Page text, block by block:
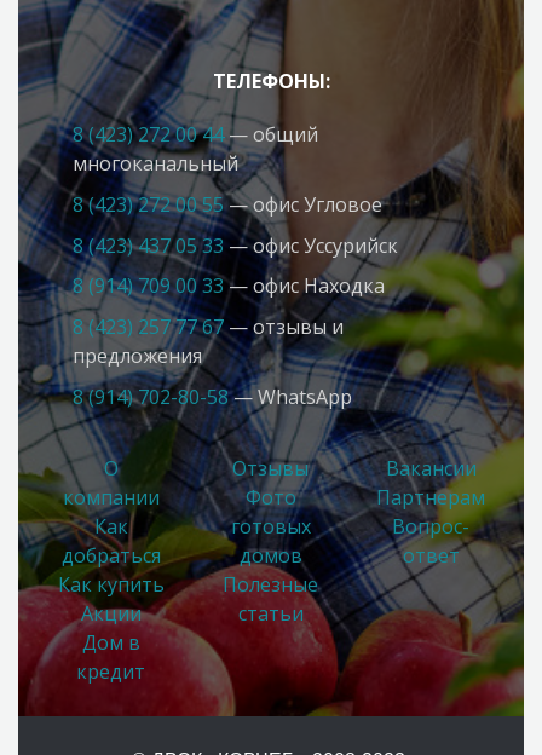
ТЕЛЕФОНЫ:
8 (423) 272 00 44— общий
многоканальный
8 (423) 272 00 55— офис Угловое
8 (423) 437 05 33 — офис Усcурийск
8 (914) 709 00 33— офис Находка
8 (423) 257 77 67— отзывы и
предложения
8 (914) 702-80-58— WhatsApp
О
компании
Как
добраться
Как купить
Акции
Дом в
кредит
Отзывы
Фото
готовых
домов
Полезные
статьи
Вакансии
Партнерам
Вопрос-
ответ